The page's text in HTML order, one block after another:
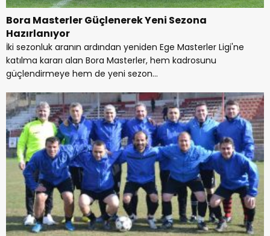
Bora Masterler Güçlenerek Yeni Sezona
Hazırlanıyor
İki sezonluk aranın ardından yeniden Ege Masterler Ligi'ne
katılma kararı alan Bora Masterler, hem kadrosunu
güçlendirmeye hem de yeni sezon...